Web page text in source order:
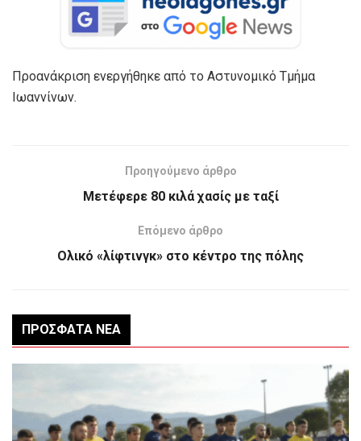
Προανάκριση ενεργήθηκε από το Αστυνομικό Τμήμα
Ιωαννίνων.
Προηγούμενο άρθρο
Μετέφερε 80 κιλά χασίς με ταξί
Επόμενο άρθρο
Ολικό «λίφτινγκ» στο κέντρο της πόλης
ΠΡΌΣΦΑΤΑ ΝΈΑ